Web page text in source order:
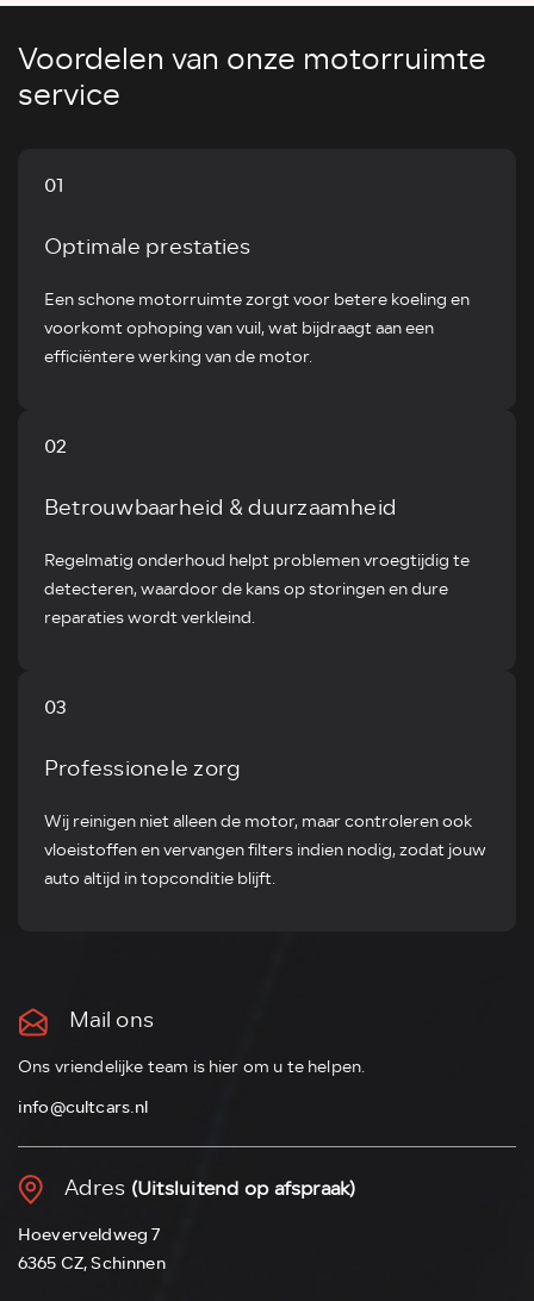
Voordelen van onze motorruimte
service
01
Optimale prestaties
Een schone motorruimte zorgt voor betere koeling en
voorkomt ophoping van vuil, wat bijdraagt aan een
efficiëntere werking van de motor.
02
Betrouwbaarheid & duurzaamheid
Regelmatig onderhoud helpt problemen vroegtijdig te
detecteren, waardoor de kans op storingen en dure
reparaties wordt verkleind.
03
Professionele zorg
Wij reinigen niet alleen de motor, maar controleren ook
vloeistoffen en vervangen filters indien nodig, zodat jouw
auto altijd in topconditie blijft.
Mail ons
Ons vriendelijke team is hier om u te helpen.
info@cultcars.nl
Adres (Uitsluitend op afspraak)
Hoeverveldweg 7
6365 CZ, Schinnen